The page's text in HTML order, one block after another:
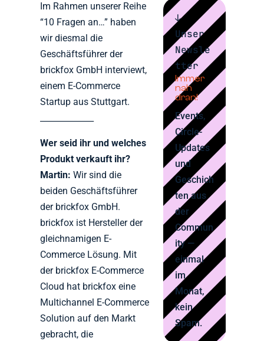
Im Rahmen unserer Reihe
“10 Fragen an…” haben
wir diesmal die
Geschäftsführer der
brickfox GmbH interviewt,
einem E-Commerce
Startup aus Stuttgart.
Wer seid ihr und welches
Produkt verkauft ihr?
Martin:Wir sind die
beiden Geschäftsführer
der brickfox GmbH.
brickfox ist Hersteller der
gleichnamigen E-
Commerce Lösung. Mit
der brickfox E-Commerce
Cloud hat brickfox eine
Multichannel E-Commerce
Solution auf den Markt
gebracht, die
↓
Unser
Newsle
tter
Immer
nah
dran!
Events,
Circle-
Updates
und
Geschich
ten aus
der
Commun
ity —
einmal
im
Monat,
kein
Spam.